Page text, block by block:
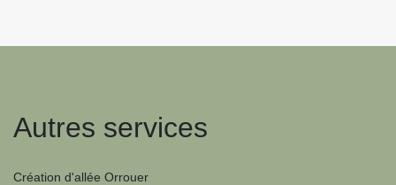
Autres services
Création d'allée Orrouer